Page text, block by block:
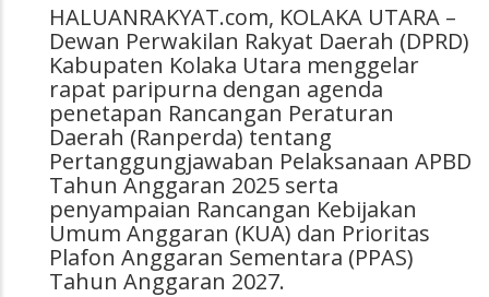
HALUANRAKYAT.com, KOLAKA UTARA –
Dewan Perwakilan Rakyat Daerah (DPRD)
Kabupaten Kolaka Utara menggelar
rapat paripurna dengan agenda
penetapan Rancangan Peraturan
Daerah (Ranperda) tentang
Pertanggungjawaban Pelaksanaan APBD
Tahun Anggaran 2025 serta
penyampaian Rancangan Kebijakan
Umum Anggaran (KUA) dan Prioritas
Plafon Anggaran Sementara (PPAS)
Tahun Anggaran 2027.